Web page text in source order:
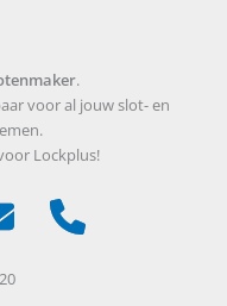
.
voor al jouw slot- en
Lockplus!